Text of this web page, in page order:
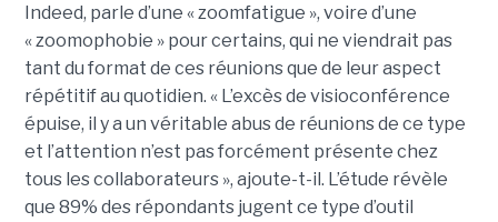
Indeed, parle d’une « zoomfatigue », voire d’une
« zoomophobie » pour certains, qui ne viendrait pas
tant du format de ces réunions que de leur aspect
répétitif au quotidien. « L’excès de visioconférence
épuise, il y a un véritable abus de réunions de ce type
et l’attention n’est pas forcément présente chez
tous les collaborateurs », ajoute-t-il. L’étude révèle
que 89% des répondants jugent ce type d’outil